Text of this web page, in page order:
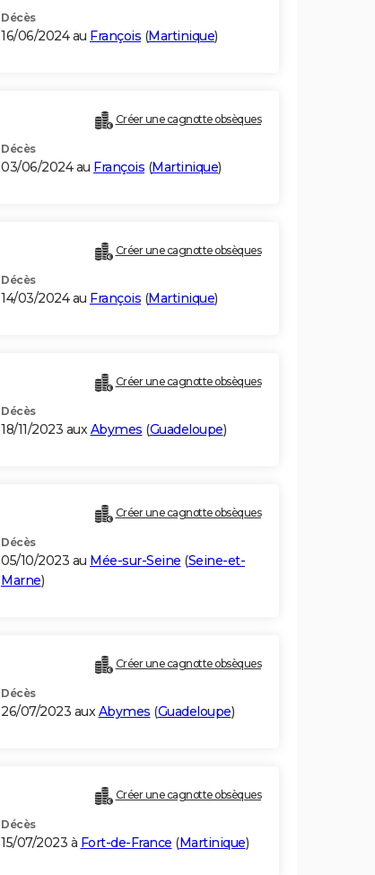
Décès
16/06/2024 au François (Martinique)
Créer une cagnotte obsèques
Décès
03/06/2024 au François (Martinique)
Créer une cagnotte obsèques
Décès
14/03/2024 au François (Martinique)
Créer une cagnotte obsèques
Décès
18/11/2023 auxAbymes (Guadeloupe)
Créer une cagnotte obsèques
Décès
05/10/2023 au Mée-sur-Seine (Seine-et-
Marne)
Créer une cagnotte obsèques
Décès
26/07/2023 auxAbymes (Guadeloupe)
Créer une cagnotte obsèques
Décès
15/07/2023 à Fort-de-France (Martinique)